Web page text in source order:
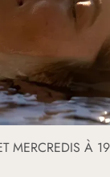
MERCREDIS À